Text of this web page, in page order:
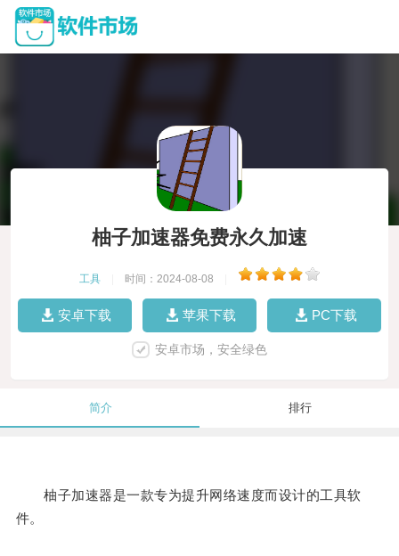
柚子加速器免费永久加速
工具 时间：2024-08-08
安卓下载 苹果下载 PC下载
安卓市场，安全绿色
简介 排行
柚子加速器是一款专为提升网络速度而设计的工具软
件。